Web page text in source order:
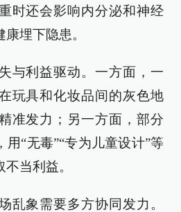
时还会影响内分泌和神经
埋下隐患。
与利益驱动。一方面，一
玩具和化妆品间的灰色地
准发力；另一方面，部分
“无毒”“专为儿童设计”等
当利益。
乱象需要多方协同发力。